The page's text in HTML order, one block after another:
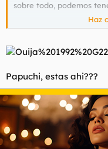
sobre todo, podemos
Que se lo pregunten a
Haz
Papuchi, estas ahi???